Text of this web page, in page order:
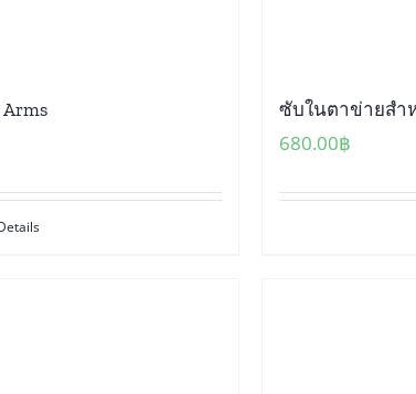
ซับในตาข่ายสำ
680.00฿